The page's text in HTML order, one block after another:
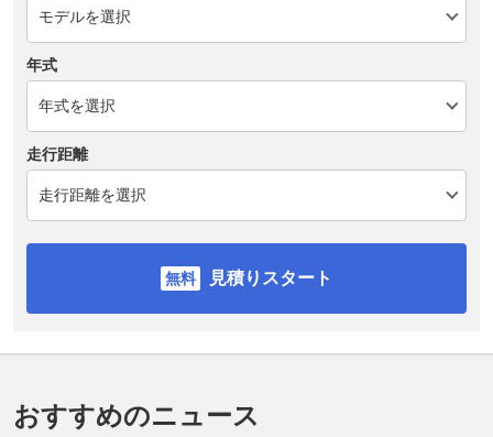
年式
走行距離
見積りスタート
おすすめのニュース